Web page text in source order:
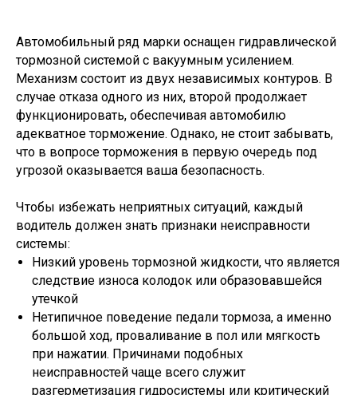
Автомобильный ряд марки оснащен гидравлической
тормозной системой с вакуумным усилением.
Механизм состоит из двух независимых контуров. В
случае отказа одного из них, второй продолжает
функционировать, обеспечивая автомобилю
адекватное торможение. Однако, не стоит забывать,
что в вопросе торможения в первую очередь под
угрозой оказывается ваша безопасность.
Чтобы избежать неприятных ситуаций, каждый
водитель должен знать признаки неисправности
системы:
Низкий уровень тормозной жидкости, что является
следствие износа колодок или образовавшейся
утечкой
Нетипичное поведение педали тормоза, а именно
большой ход, проваливание в пол или мягкость
при нажатии. Причинами подобных
неисправностей чаще всего служит
разгерметизация гидросистемы или критический